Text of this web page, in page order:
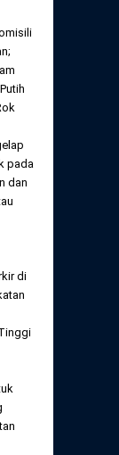
pada
dan
di